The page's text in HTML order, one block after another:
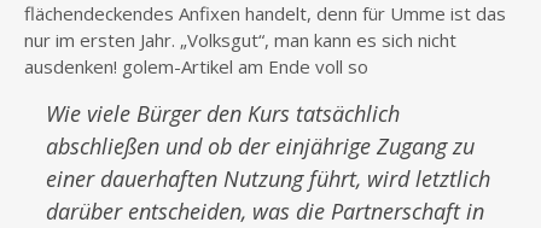
flächendeckendes Anfixen handelt, denn für Umme ist das
nur im ersten Jahr. „Volksgut“, man kann es sich nicht
ausdenken! golem-Artikel am Ende voll so
Wie viele Bürger den Kurs tatsächlich
abschließen und ob der einjährige Zugang zu
einer dauerhaften Nutzung führt, wird letztlich
darüber entscheiden, was die Partnerschaft in